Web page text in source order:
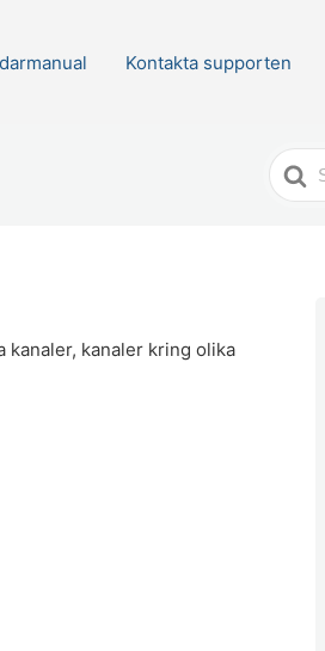
Kontakta supporten
Söker
efter
kanaler, kanaler kring olika